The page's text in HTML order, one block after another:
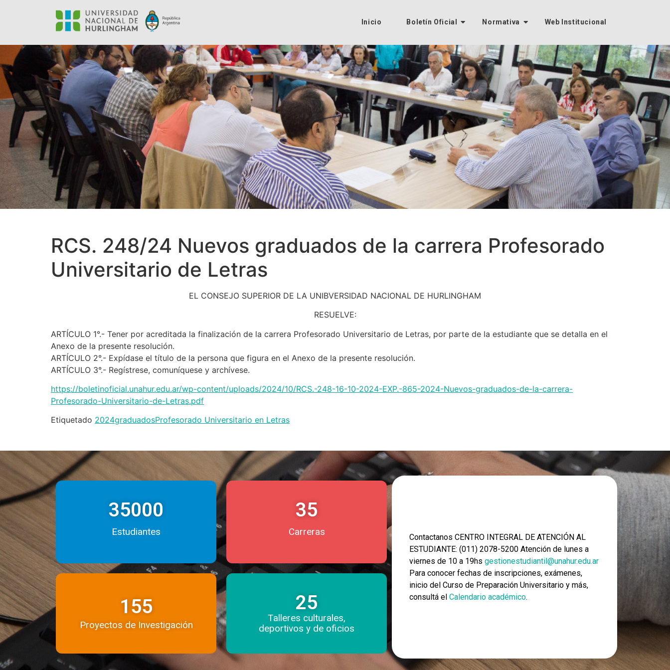
Inicio Boletín Oficial Normativa Web Institucional
RCS. 248/24 Nuevos graduados de la carrera Profesorado
Universitario de Letras
EL CONSEJO SUPERIOR DE LA UNIBVERSIDAD NACIONAL DE HURLINGHAM
RESUELVE:
ARTÍCULO 1°.- Tener por acreditada la finalización de la carrera Profesorado Universitario de Letras, por parte de la estudiante que se detalla en el
Anexo de la presente resolución.
ARTÍCULO 2°.- Expídase el título de la persona que figura en el Anexo de la presente resolución.
ARTÍCULO 3°.- Regístrese, comuníquese y archívese.
https://boletinoficial.unahur.edu.ar/wp-content/uploads/2024/10/RCS.-248-16-10-2024-EXP.-865-2024-Nuevos-graduados-de-la-carrera-
Profesorado-Universitario-de-Letras.pdf
Etiquetado 2024graduadosProfesorado Universitario en Letras
35000
Estudiantes
155
Proyectos de Investigación
35
Carreras
25
Talleres culturales,
deportivos y de oficios
Contactanos CENTRO INTEGRAL DE ATENCIÓN AL
ESTUDIANTE: (011) 2078-5200 Atención de lunes a
viernes de 10 a 19hs gestionestudiantil@unahur.edu.ar
Para conocer fechas de inscripciones, exámenes,
inicio del Curso de Preparación Universitario y más,
consultá el Calendario académico.